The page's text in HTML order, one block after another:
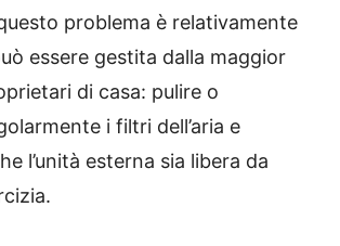
problema è relativamente
essere gestita dalla maggior
di casa: pulire o
i filtri dell’aria e
l’unità esterna sia libera da